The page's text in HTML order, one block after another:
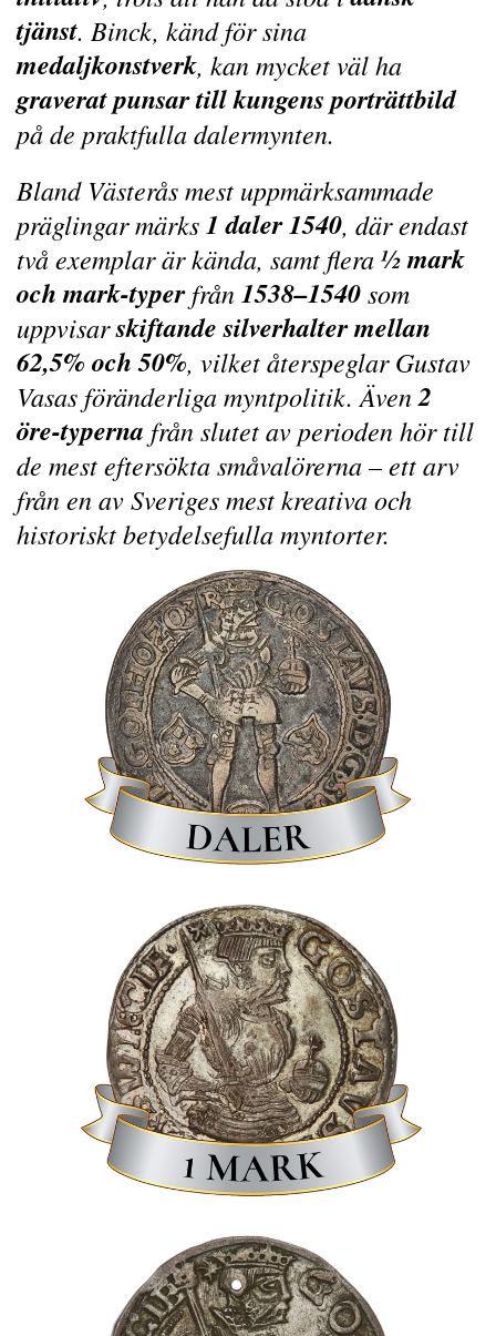
tjänst. Binck, känd för sina
medaljkonstverk, kan mycket väl ha
graverat punsar till kungens porträttbild
på de praktfulla dalermynten.
Bland Västerås mest uppmärksammade
präglingar märks1 daler 1540, där endast
två exemplar är kända, samt flera½ mark
och mark-typerfrån1538–1540som
uppvisarskiftande silverhalter mellan
62,5% och 50%, vilket återspeglar Gustav
Vasas föränderliga myntpolitik. Även2
öre-typerna från slutet av perioden hör till
de mest eftersökta småvalörerna – ett arv
från en av Sveriges mest kreativa och
historiskt betydelsefulla myntorter.